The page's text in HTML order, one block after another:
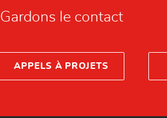
Gardons le contact
APPELS À PROJETS